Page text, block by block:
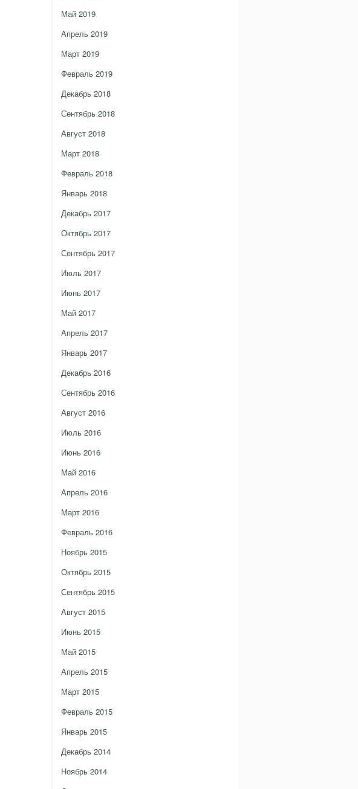
Май 2019
Апрель 2019
Март 2019
Февраль 2019
Декабрь 2018
Сентябрь 2018
Август 2018
Март 2018
Февраль 2018
Январь 2018
Декабрь 2017
Октябрь 2017
Сентябрь 2017
Июль 2017
Июнь 2017
Май 2017
Апрель 2017
Январь 2017
Декабрь 2016
Сентябрь 2016
Август 2016
Июль 2016
Июнь 2016
Май 2016
Апрель 2016
Март 2016
Февраль 2016
Ноябрь 2015
Октябрь 2015
Сентябрь 2015
Август 2015
Июнь 2015
Май 2015
Апрель 2015
Март 2015
Февраль 2015
Январь 2015
Декабрь 2014
Ноябрь 2014